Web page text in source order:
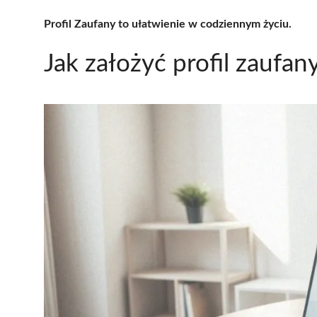
Profil Zaufany to ułatwienie w codziennym życiu.
Jak założyć profil